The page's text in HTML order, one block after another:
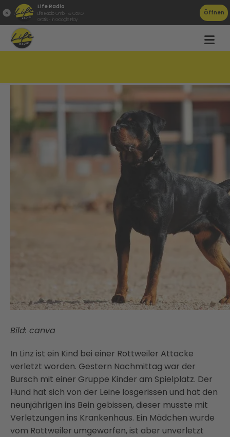
Life Radio
Life Radio GmbH & Co.KG
Gratis - in Google Play
Öffnen
Bild: canva
In Linz ist ein Kind bei einer Rottweiler Attacke
verletzt worden. Gestern Nachmittag war der
Bursch mit einer Gruppe Kinder am Spielplatz. Der
Hund hat sich von der Leine losgerissen und hat den
neunjährigen ins Bein gebissen, dieser musste mit
Verletzungen ins Krankenhaus. Ein Mädchen wurde
vom Rottweiler umgeworfen, ist aber unverletzt